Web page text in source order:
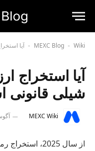
MEXC Blog - Wiki
- آیا
آیا استخراج
شیلی
MEXC Wiki آگوست
از سال 2025،